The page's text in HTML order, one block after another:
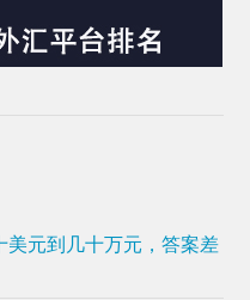
美元到几十万元，答案差